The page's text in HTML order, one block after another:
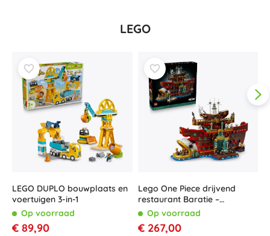
LEGO
LEGO DUPLO bouwplaats en
voertuigen 3-in-1
Op voorraad
€ 89,90
Lego One Piece drijvend
restaurant Baratie –
verzamelmodel voor
volwassenen
Op voorraad
€ 267,00